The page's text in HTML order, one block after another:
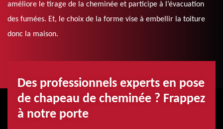
améliore le tirage de la cheminée et participe à l’évacuation
des fumées. Et, le choix de la forme vise à embellir la toiture
donc la maison.
Des professionnels experts en pose
de chapeau de cheminée ? Frappez
à notre porte